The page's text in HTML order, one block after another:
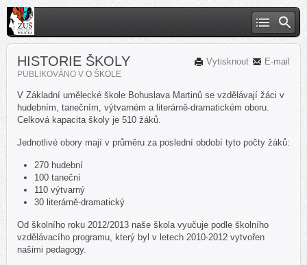
E-mail
Vytisknout
HISTORIE ŠKOLY
PUBLIKOVÁNO V O ŠKOLE
V Základní umělecké škole Bohuslava Martinů se vzdělávají žáci v
hudebním, tanečním, výtvarném a literárně-dramatickém oboru.
Celková kapacita školy je 510 žáků.
Jednotlivé obory mají v průměru za poslední období tyto počty žáků:
270 hudební
100 taneční
110 výtvarný
30 literárně-dramatický
Od školního roku 2012/2013 naše škola vyučuje podle školního
vzdělávacího programu, který byl v letech 2010-2012 vytvořen
našimi pedagogy.